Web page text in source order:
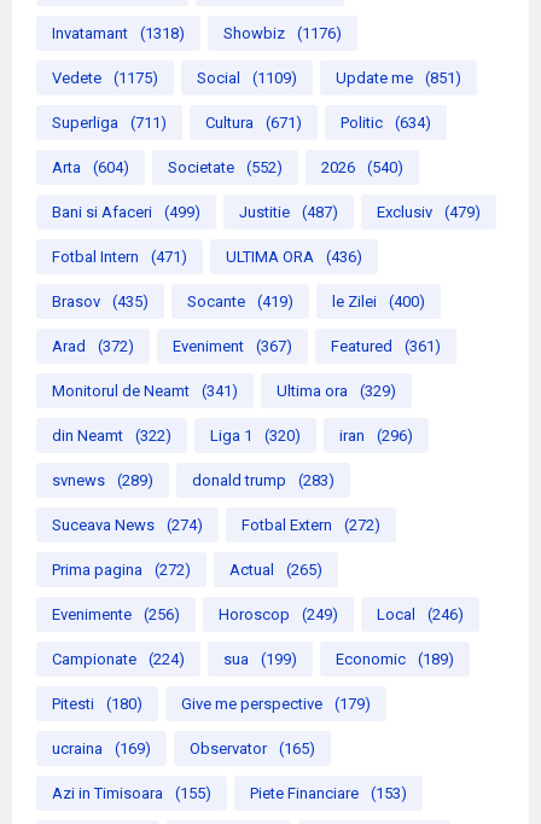
Invatamant (1318) Showbiz (1176)
Vedete (1175) Social (1109) Update me (851)
Superliga (711) Cultura (671) Politic (634)
Arta (604) Societate (552) 2026 (540)
Bani si Afaceri (499) Justitie (487) Exclusiv (479)
Fotbal Intern (471) ULTIMA ORA (436)
Brasov (435) Socante (419) le Zilei (400)
Arad (372) Eveniment (367) Featured (361)
Monitorul de Neamt (341) Ultima ora (329)
din Neamt (322) Liga 1 (320) iran (296)
svnews (289) donald trump (283)
Suceava News (274) Fotbal Extern (272)
Prima pagina (272) Actual (265)
Evenimente (256) Horoscop (249) Local (246)
Campionate (224) sua (199) Economic (189)
Pitesti (180) Give me perspective (179)
ucraina (169) Observator (165)
Azi in Timisoara (155) Piete Financiare (153)